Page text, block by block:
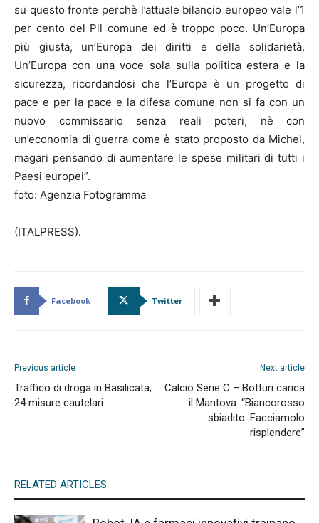
su questo fronte perchè l’attuale bilancio europeo vale l’1
per cento del Pil comune ed è troppo poco. Un’Europa
più giusta, un’Europa dei diritti e della solidarietà.
Un’Europa con una voce sola sulla politica estera e la
sicurezza, ricordandosi che l’Europa è un progetto di
pace e per la pace e la difesa comune non si fa con un
nuovo commissario senza reali poteri, nè con
un’economia di guerra come è stato proposto da Michel,
magari pensando di aumentare le spese militari di tutti i
Paesi europei”.
foto: Agenzia Fotogramma
(ITALPRESS).
Facebook Twitter
Previous article
Traffico di droga in Basilicata,
24 misure cautelari
Next article
Calcio Serie C – Botturi carica
il Mantova: “Biancorosso
sbiadito. Facciamolo
risplendere”
RELATED ARTICLES